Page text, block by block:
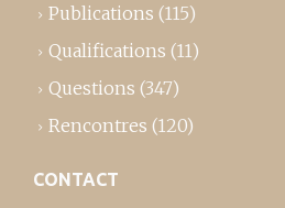
Publications (115)
Qualifications (11)
Questions (347)
Rencontres (120)
CONTACT